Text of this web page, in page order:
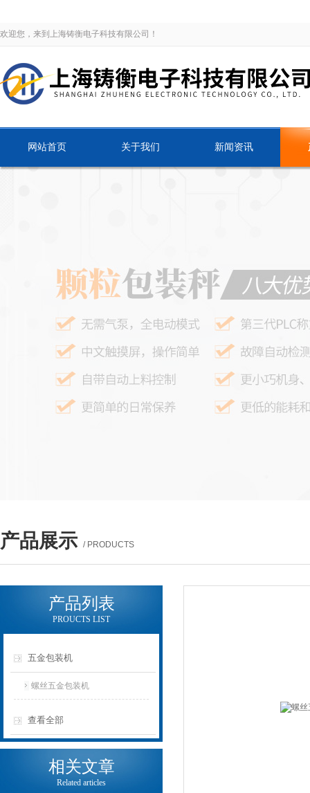
欢迎您，来到上海铸衡电子科技有限公司！
网站首页 关于我们 新闻资讯
产品展示 / PRODUCTS
产品列表
PROUCTS LIST
五金包装机
螺丝五金包装机
查看全部
相关文章
Related articles